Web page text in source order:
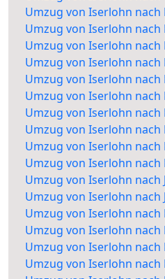
Umzug von Iserlohn nach
Umzug von Iserlohn nach
Umzug von Iserlohn
Umzug von Iserlohn nach
Umzug von Iserlohn nach
Umzug von Iserlohn nach
Umzug von Iserlohn
Umzug von Iserlohn nach
Umzug von Iserlohn nach
Umzug von Iserlohn nach
Umzug von Iserlohn nach
Umzug von Iserlohn nach
Umzug von Iserlohn nach
Umzug von Iserlohn nach
Umzug von Iserlohn nach
Umzug von Iserlohn nach